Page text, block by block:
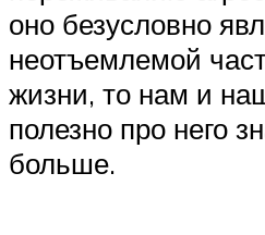
оно безусловно
неотъемлемой
жизни, то нам и
полезно про него
больше.